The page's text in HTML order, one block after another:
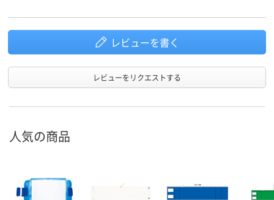
レビューを書く
レビューをリクエストする
人気の商品